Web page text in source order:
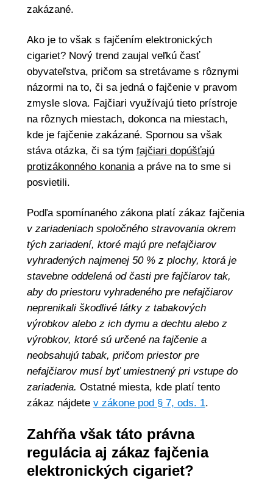
zakázané.
Ako je to však s fajčením elektronických
cigariet? Nový trend zaujal veľkú časť
obyvateľstva, pričom sa stretávame s rôznymi
názormi na to, či sa jedná o fajčenie v pravom
zmysle slova. Fajčiari využívajú tieto prístroje
na rôznych miestach, dokonca na miestach,
kde je fajčenie zakázané. Spornou sa však
stáva otázka, či sa tým fajčiari dopúšťajú
protizákonného konaniaa práve na to sme si
posvietili.
Podľa spomínaného zákona platí zákaz fajčenia
v zariadeniach spoločného stravovania okrem
tých zariadení, ktoré majú pre nefajčiarov
vyhradených najmenej 50 % z plochy, ktorá je
stavebne oddelená od časti pre fajčiarov tak,
aby do priestoru vyhradeného pre nefajčiarov
neprenikali škodlivé látky z tabakových
výrobkov alebo z ich dymu a dechtu alebo z
výrobkov, ktoré sú určené na fajčenie a
neobsahujú tabak, pričom priestor pre
nefajčiarov musí byť umiestnený pri vstupe do
zariadenia. Ostatné miesta, kde platí tento
zákaz nájdete v zákone pod § 7, ods. 1.
Zahŕňa však táto právna
regulácia aj zákaz fajčenia
elektronických cigariet?